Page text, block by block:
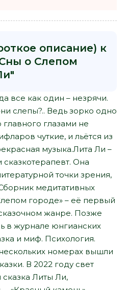
описание) к
о Слепом
все как один – незрячи.
слепы?.. Ведь зорко одно
глазами не
чуткие, и льётся из
музыка.Лита Ли –
сказкотерапевт. Она
точки зрения,
медитативных
городе» – её первый
жанре. Позже
в журнале юнгианских
и миф. Психология.
номерах вышли
В 2022 году свет
сказка Литы Ли,